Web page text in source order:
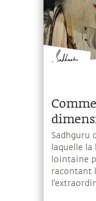
la vie ?
Sadhguru
laquelle
lointaine
racontant